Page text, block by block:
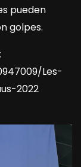
pueden
golpes.
Les-
2022